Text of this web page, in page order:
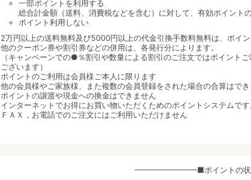
一部ポイントを利用する
総合計金額（送料、消費税などを含む）に対して、有効ポイント
ポイント利用しない
2万円以上の送料無料及び5000円以上の代金引換手数料無料は、ポイ
他のクーポン券や割引券などの併用は、各発行分によります。
（キャンペーンでの●％割引や数量による割引のご注文ではポイント
ございます）
ポイントのご利用は会員様ご本人に限ります
他の会員様やご家族様、また複数の会員登録をされた場合の合算はで
ポイントの譲渡や現金への換金はできません
インターネットでお得にお買い物いただくためのポイントシステムです
ＦＡＸ，お電話でのご注文にはご利用いただけません
━━━━━━━━■ポイント